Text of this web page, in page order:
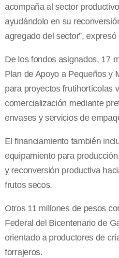
acompaña al sector
ayudándolo en su
agregado del sector”, expresó
De los fondos asignados, 17
Plan de Apoyo a Pequeños y
para proyectos frutihortícolas
comercialización mediante
envases y servicios de
El financiamiento también
equipamiento para
y reconversión productiva
frutos secos.
Otros 11 millones de pesos
Federal del Bicentenario de
orientado a productores de
forrajeros.